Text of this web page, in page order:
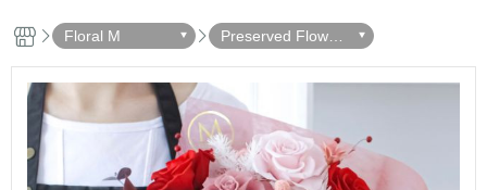
Floral M
Preserved Flower
Bouquets